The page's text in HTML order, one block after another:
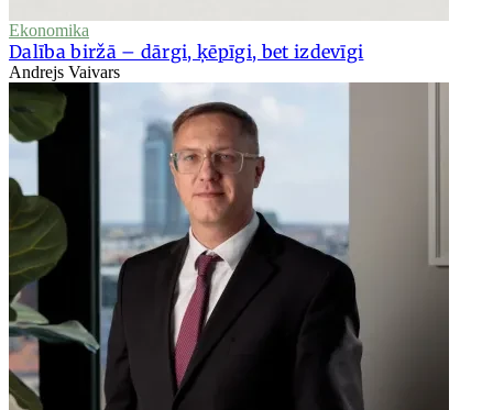
Ekonomika
Dalība biržā – dārgi, ķēpīgi, bet izdevīgi
Andrejs Vaivars